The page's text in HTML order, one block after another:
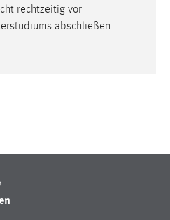
rechtzeitig vor
abschließen
über Websites